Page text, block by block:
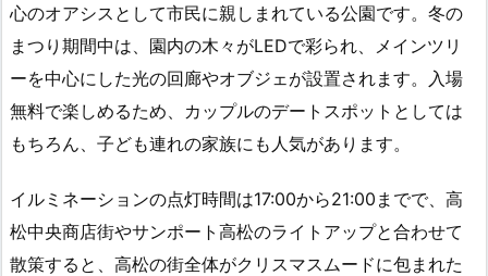
心のオアシスとして市民に親しまれている公園です。冬の
まつり期間中は、園内の木々がLEDで彩られ、メインツリ
ーを中心にした光の回廊やオブジェが設置されます。入場
無料で楽しめるため、カップルのデートスポットとしては
もちろん、子ども連れの家族にも人気があります。
イルミネーションの点灯時間は17:00から21:00までで、高
松中央商店街やサンポート高松のライトアップと合わせて
散策すると、高松の街全体がクリスマスムードに包まれた